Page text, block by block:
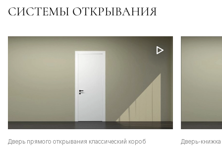
СИСТЕМЫ ОТКРЫВАНИЯ
Дверь прямого открывания классический короб Дверь-